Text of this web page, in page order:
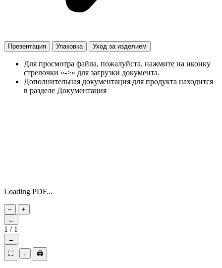
Презентация Упаковка Уход за изделием
Для просмотра файла, пожалуйста, нажмите на иконку
стрелочки «->» для загрузки документа.
Дополнительная документация для продукта находится
в разделе Документация
Loading PDF...
−
+
←
1 / 1
→
⛶
↓ 🖨